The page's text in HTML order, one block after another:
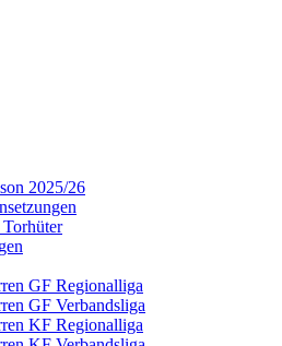
2025/26
Torhüter
GF Regionalliga
GF Verbandsliga
KF Regionalliga